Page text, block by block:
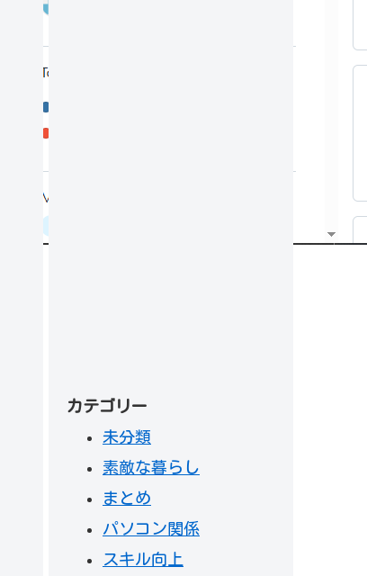
カテゴリー
未分類
素敵な暮らし
まとめ
パソコン関係
スキル向上